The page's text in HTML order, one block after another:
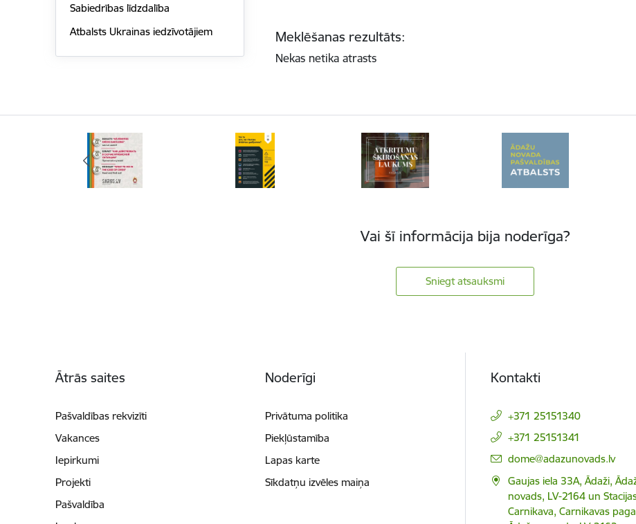
Sabiedrības līdzdalība
Atbalsts Ukrainas iedzīvotājiem
Meklēšanas rezultāts:
Nekas netika atrasts
Vai šī informācija bija noderīga?
Sniegt atsauksmi
Ātrās saites
Pašvaldības rekvizīti
Vakances
Iepirkumi
Projekti
Pašvaldība
Noderīgi
Privātuma politika
Piekļūstamība
Lapas karte
Sīkdatņu izvēles maiņa
Kontakti
+371 25151340
+371 25151341
E-pasts:
dome@adazunovads.lv
Gaujas iela 33A, Ādaži,
novads, LV-2164 un
Carnikava, Carnikavas